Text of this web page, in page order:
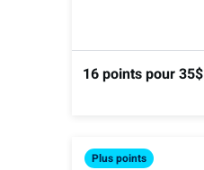
16 pointspour 35$
Pluspoints